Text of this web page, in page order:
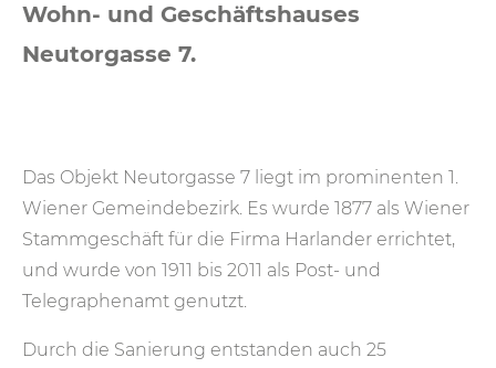
Wohn- und Geschäftshauses
Neutorgasse 7.
Das Objekt Neutorgasse 7 liegt im prominenten 1.
Wiener Gemeindebezirk. Es wurde 1877 als Wiener
Stammgeschäft für die Firma Harlander errichtet,
und wurde von 1911 bis 2011 als Post- und
Telegraphenamt genutzt.
Durch die Sanierung entstanden auch 25